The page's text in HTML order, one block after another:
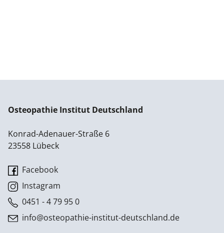
Osteopathie Institut Deutschland
Konrad-Adenauer-Straße 6
23558 Lübeck
Facebook
Instagram
0451 - 4 79 95 0
info@osteopathie-institut-deutschland.de